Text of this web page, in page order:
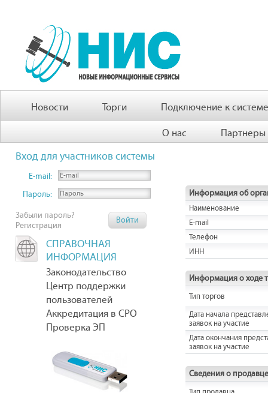
Новости Торги Подключение к системе
О нас Партнеры
Вход для участников системы
E-mail:
Пароль:
Забыли пароль?
Регистрация
СПРАВОЧНАЯ
ИНФОРМАЦИЯ
Законодательство
Центр поддержки
пользователей
Аккредитация в СРО
Проверка ЭП
Информация об
Наименование
E-mail
Телефон
ИНН
Информация о ходе
Тип торгов
Дата начала
заявок на участие
Дата окончания
заявок на участие
Сведения о продавце